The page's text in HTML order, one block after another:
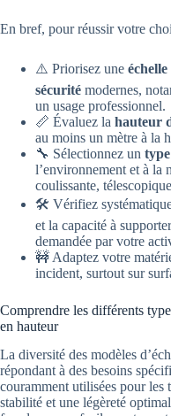
En bref, pour réussir votre
⚠️ Priorisez une
sécurité modernes,
un usage professionnel.
📏 Évaluez la hauteur
au moins un mètre à la
🔧 Sélectionnez un
l’environnement et à la
coulissante,
🛠️ Vérifiez
et la capacité à
demandée par votre
🚧 Adaptez votre
incident, surtout sur
Comprendre les différents
en hauteur
La diversité des modèles
répondant à des besoins
couramment utilisées pour les
stabilité et une légèreté